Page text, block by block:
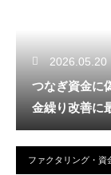
2026.05.20
つなぎ資金に
金繰り改善に
ファクタリング・資